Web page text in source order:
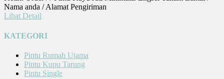
Nama anda / Alamat Pengiriman
Lihat Detail
KATEGORI
Pintu Rumah Utama
Pintu Kupu Tarung
Pintu Single